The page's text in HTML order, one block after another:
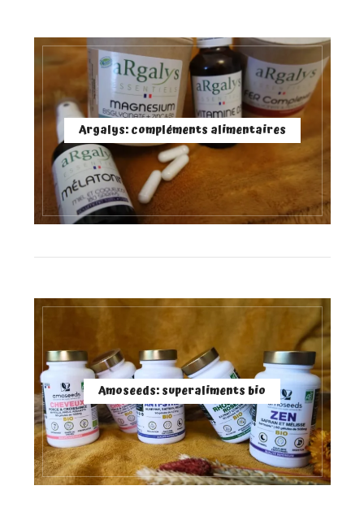
Argalys: compléments alimentaires
Amoseeds: superaliments bio